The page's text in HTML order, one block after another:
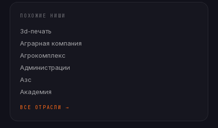
ПОХОЖИЕ НИШИ
3d-печать
Аграрная компания
Агрокомплекс
Администрации
Азс
Академия
ВСЕ ОТРАСЛИ →